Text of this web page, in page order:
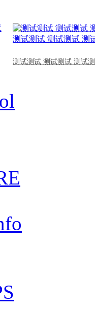
测试测试 测试测试 测试